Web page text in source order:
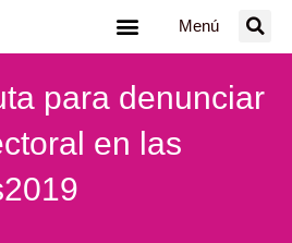
Menú
para denunciar
en las